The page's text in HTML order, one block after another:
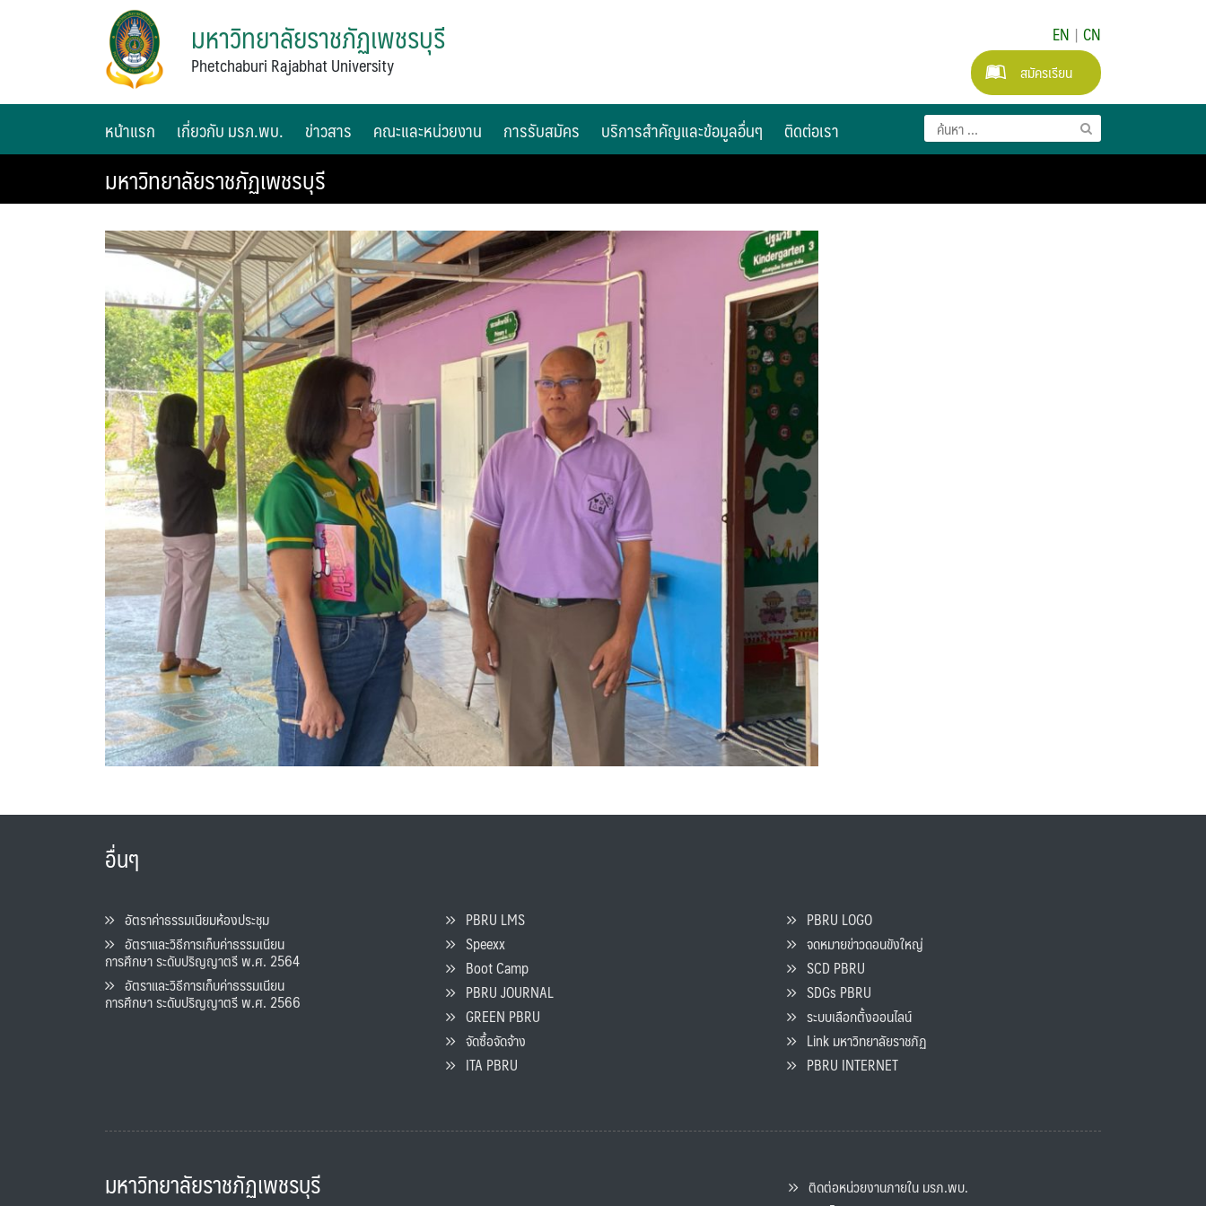
มหาวิทยาลัยราชภัฏเพชรบุรี
Phetchaburi Rajabhat University
EN | CN
สมัครเรียน
หน้าแรก เกี่ยวกับ มรภ.พบ. ข่าวสาร คณะและหน่วยงาน การรับสมัคร บริการสำคัญและข้อมูลอื่นๆ ติดต่อเรา
มหาวิทยาลัยราชภัฏเพชรบุรี
อื่นๆ
อัตราค่าธรรมเนียมห้องประชุม
อัตราและวิธีการเก็บค่าธรรมเนียน
การศึกษา ระดับปริญญาตรี พ.ศ. 2564
อัตราและวิธีการเก็บค่าธรรมเนียน
การศึกษา ระดับปริญญาตรี พ.ศ. 2566
PBRU LMS
Speexx
Boot Camp
PBRU JOURNAL
GREEN PBRU
จัดซื้อจัดจ้าง
ITA PBRU
PBRU LOGO
จดหมายข่าวดอนขังใหญ่
SCD PBRU
SDGs PBRU
ระบบเลือกตั้งออนไลน์
Link มหาวิทยาลัยราชภัฏ
PBRU INTERNET
มหาวิทยาลัยราชภัฏเพชรบุรี
ติดต่อหน่วยงานภายใน มรภ.พบ.